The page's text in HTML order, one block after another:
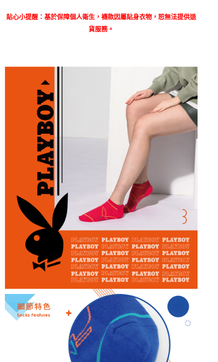
貼心小提醒：基於保障個人衛生，襪款因屬貼身衣物，恕無法提供退
貨服務。